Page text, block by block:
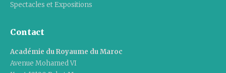
Spectacles et Expositions
Contact
Académie du Royaume du Maroc
Avenue Mohamed VI